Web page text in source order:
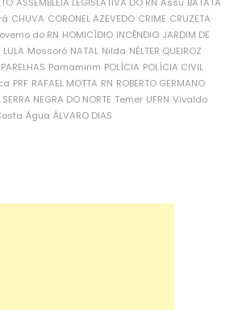
ASSEMBLEIA LEGISLATIVA DO RN Assu BATATA
CHUVA CORONEL AZEVEDO CRIME CRUZETA
do RN HOMICÍDIO INCÊNDIO JARDIM DE
LULA Mossoró NATAL Nilda NÉLTER QUEIROZ
PARELHAS Parnamirim POLÍCIA POLÍCIA CIVIL
PRF RAFAEL MOTTA RN ROBERTO GERMANO
SERRA NEGRA DO NORTE Temer UFRN Vivaldo
Água ÁLVARO DIAS